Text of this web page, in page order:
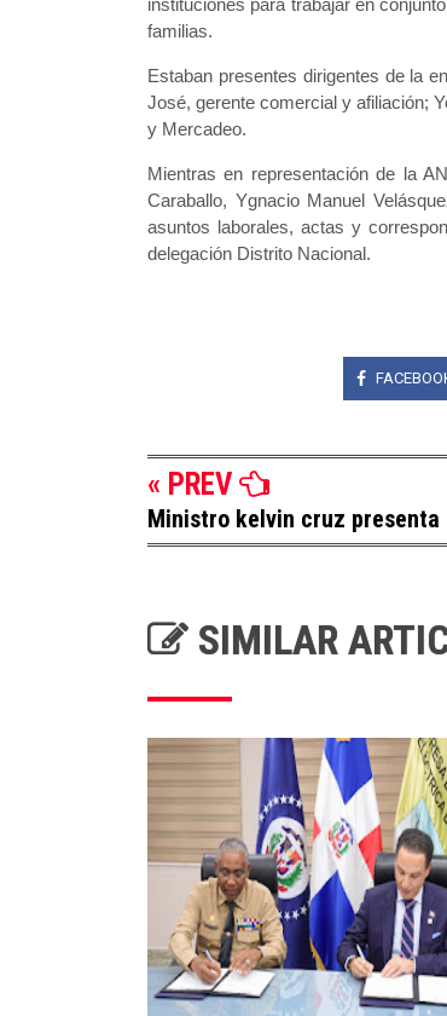
instituciones para trabajar en
familias.
Estaban presentes dirigentes de la
José, gerente comercial y afiliación;
y Mercadeo.
Mientras en representación de la
Caraballo, Ygnacio Manuel
asuntos laborales, actas y
delegación Distrito Nacional.
« PREV
Ministro kelvin cruz presenta
SIMILAR